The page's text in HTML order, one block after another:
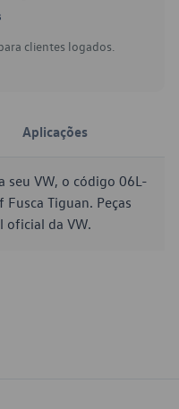
clientes logados.
Aplicações
seu VW, o código 06L-
Tiguan. Peças
oficial da VW.